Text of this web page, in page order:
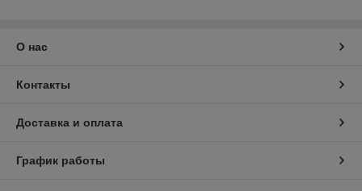
О нас
Контакты
Доставка и оплата
График работы